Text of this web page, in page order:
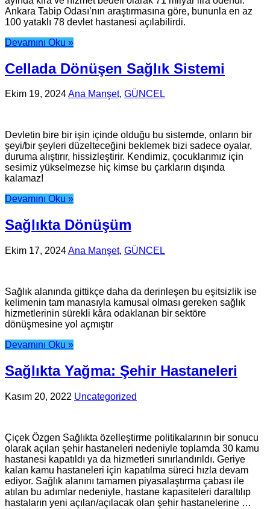
Ankara Tabip Odası’nın araştırmasına göre, bununla en az
100 yataklı 78 devlet hastanesi açılabilirdi.
Devamını Oku »
Cellada Dönüşen Sağlık Sistemi
Ekim 19, 2024Ana Manşet, GÜNCEL
Devletin bire bir işin içinde olduğu bu sistemde, onların bir
şeyi/bir şeyleri düzelteceğini beklemek bizi sadece oyalar,
duruma alıştırır, hissizleştirir. Kendimiz, çocuklarımız için
sesimiz yükselmezse hiç kimse bu çarkların dışında
kalamaz!
Devamını Oku »
Sağlıkta Dönüşüm
Ekim 17, 2024Ana Manşet, GÜNCEL
Sağlık alanında gittikçe daha da derinleşen bu eşitsizlik ise
kelimenin tam manasıyla kamusal olması gereken sağlık
hizmetlerinin sürekli kâra odaklanan bir sektöre
dönüşmesine yol açmıştır
Devamını Oku »
Sağlıkta Yağma: Şehir Hastaneleri
Kasım 20, 2022 Uncategorized
Çiçek Özgen Sağlıkta özelleştirme politikalarının bir sonucu
olarak açılan şehir hastaneleri nedeniyle toplamda 30 kamu
hastanesi kapatıldı ya da hizmetleri sınırlandırıldı. Geriye
kalan kamu hastaneleri için kapatılma süreci hızla devam
ediyor. Sağlık alanını tamamen piyasalaştırma çabası ile
atılan bu adımlar nedeniyle, hastane kapasiteleri daraltılıp
hastaların yeni açılan/açılacak olan şehir hastanelerine …